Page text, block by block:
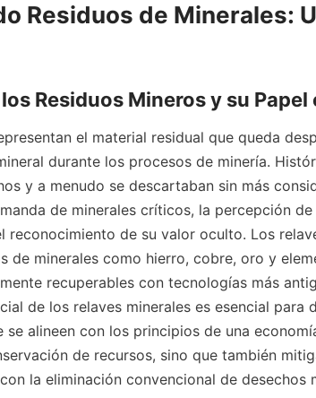
Residuos de Minerales:
el material residual que queda
durante los procesos de minería.
y a menudo se descartaban sin más
de minerales críticos, la percepción
reconocimiento de su valor oculto. Los
de minerales como hierro, cobre, oro y
recuperables con tecnologías más
de los relaves minerales es esencial para
se alineen con los principios de una
de recursos, sino que también
la eliminación convencional de desechos